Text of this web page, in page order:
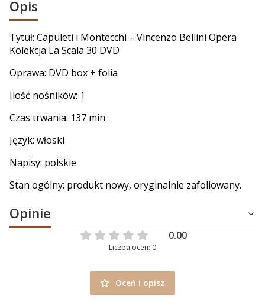
Opis
Tytuł: Capuleti i Montecchi – Vincenzo Bellini Opera
Kolekcja La Scala 30 DVD
Oprawa: DVD box + folia
Ilość nośników: 1
Czas trwania: 137 min
Język: włoski
Napisy: polskie
Stan ogólny: produkt nowy, oryginalnie zafoliowany.
Opinie
0.00
Liczba ocen: 0
Oceń i opisz